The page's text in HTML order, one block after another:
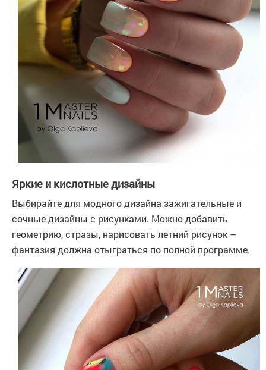
Яркие и кислотные дизайны
Выбирайте для модного дизайна зажигательные и
сочные дизайны с рисунками. Можно добавить
геометрию, стразы, нарисовать летний рисунок –
фантазия должна отыграться по полной программе.